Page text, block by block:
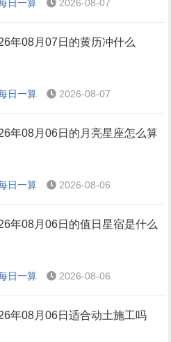
日一算 2026-08-07
年08月07日的黄历冲什么
日一算 2026-08-07
年08月06日的月亮星座怎么算
日一算 2026-08-06
年08月06日的值日星宿是什么
日一算 2026-08-06
年08月06日适合动土施工吗